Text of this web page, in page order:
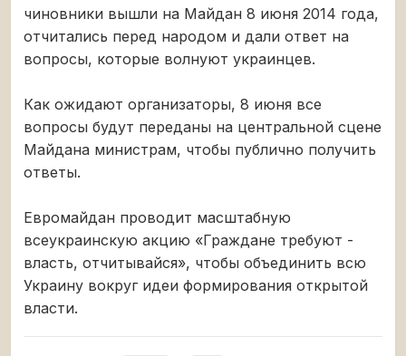
чиновники вышли на Майдан 8 июня 2014 года,
отчитались перед народом и дали ответ на
вопросы, которые волнуют украинцев.
Как ожидают организаторы, 8 июня все
вопросы будут переданы на центральной сцене
Майдана министрам, чтобы публично получить
ответы.
Евромайдан проводит масштабную
всеукраинскую акцию «Граждане требуют -
власть, отчитывайся», чтобы объединить всю
Украину вокруг идеи формирования открытой
власти.